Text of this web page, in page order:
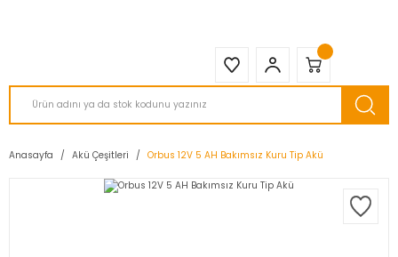
Anasayfa Akü Çeşitleri Orbus 12V 5 AH Bakımsız Kuru Tip Akü